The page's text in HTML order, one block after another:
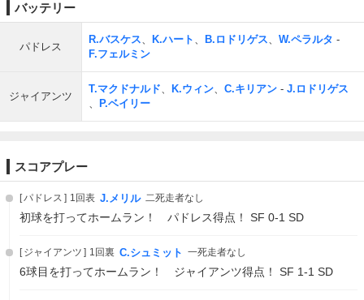
バッテリー
パドレス
R.バスケス、 K.ハート 、 B.ロドリゲス、 W.ペラルタ -
F.フェルミン
ジャイアンツ
T.マクドナルド、 K.ウィン、 C.キリアン - J.ロドリゲス
、
P.ベイリー
スコアプレー
パドレス 1回表 J.メリル 二死走者なし
初球を打ってホームラン！ パドレス得点！ SF 0-1 SD
ジャイアンツ 1回裏 C.シュミット 一死走者なし
6球目を打ってホームラン！ ジャイアンツ得点！ SF 1-1 SD